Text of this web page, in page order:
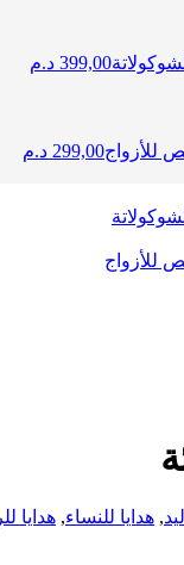
399,00 د.م
للأزواج299,00 د.م
للأزواج
, هدايا للنساء, هدايا